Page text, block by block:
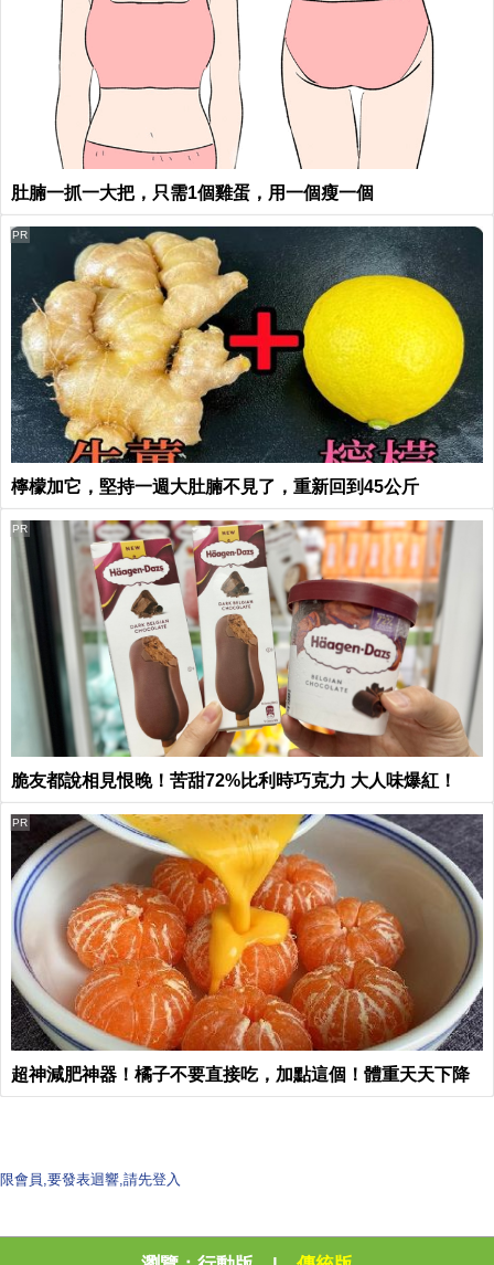
肚腩一抓一大把，只需1個雞蛋，用一個瘦一個
檸檬加它，堅持一週大肚腩不見了，重新回到45公斤
PR
脆友都說相見恨晚！苦甜72%比利時巧克力 大人味爆紅！
PR
超神減肥神器！橘子不要直接吃，加點這個！體重天天下降
PR
限會員,要發表迴響,請先登入